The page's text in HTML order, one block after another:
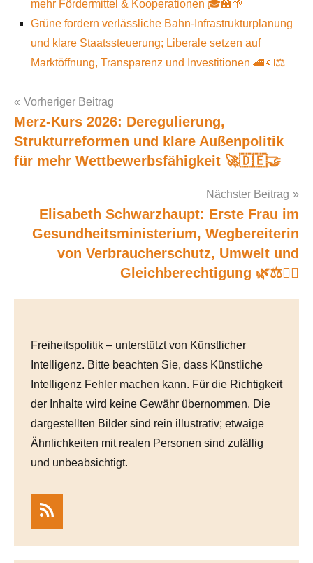
mehr Fördermittel & Kooperationen 🎓🏫🌱
Grüne fordern verlässliche Bahn-Infrastrukturplanung
und klare Staatssteuerung; Liberale setzen auf
Marktöffnung, Transparenz und Investitionen 🚄💶⚖️
Post
navigation
Vorheriger Beitrag
Merz-Kurs 2026: Deregulierung,
Strukturreformen und klare Außenpolitik
für mehr Wettbewerbsfähigkeit 🚀🇩🇪🤝
Nächster Beitrag
Elisabeth Schwarzhaupt: Erste Frau im
Gesundheitsministerium, Wegbereiterin
von Verbraucherschutz, Umwelt und
Gleichberechtigung 🌿⚖️👩‍⚕️
Freiheitspolitik – unterstützt von Künstlicher
Intelligenz. Bitte beachten Sie, dass Künstliche
Intelligenz Fehler machen kann. Für die Richtigkeit
der Inhalte wird keine Gewähr übernommen. Die
dargestellten Bilder sind rein illustrativ; etwaige
Ähnlichkeiten mit realen Personen sind zufällig
und unbeabsichtigt.